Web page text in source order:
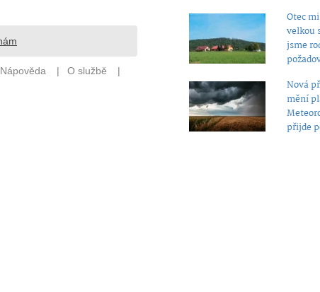
Otec
velkou
jsme
Nová
mění
přijde